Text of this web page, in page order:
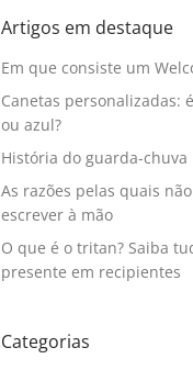
Artigos em destaque
Em que consiste um
Canetas personalizadas:
ou azul?
História do guarda-chuva
As razões pelas quais
escrever à mão
O que é o tritan? Saiba
presente em recipientes
Categorias